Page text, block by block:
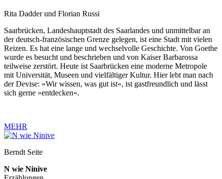
Rita Dadder und Florian Russi
Saarbrücken, Landeshauptstadt des Saarlandes und unmittelbar an
der deutsch-französischen Grenze gelegen, ist eine Stadt mit vielen
Reizen. Es hat eine lange und wechselvolle Geschichte. Von Goethe
wurde es besucht und beschrieben und von Kaiser Barbarossa
teilweise zerstört. Heute ist Saarbrücken eine moderne Metropole
mit Universität, Museen und vielfältiger Kultur. Hier lebt man nach
der Devise: »Wir wissen, was gut ist«, ist gastfreundlich und lässt
sich gerne »entdecken«.
MEHR
Berndt Seite
N wie Ninive